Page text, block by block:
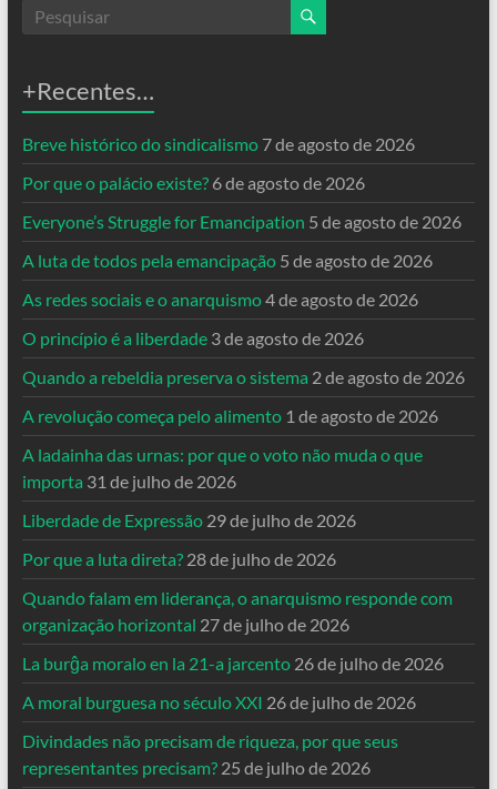
+Recentes…
Breve histórico do sindicalismo 7 de agosto de 2026
Por que o palácio existe? 6 de agosto de 2026
Everyone’s Struggle for Emancipation 5 de agosto de 2026
A luta de todos pela emancipação 5 de agosto de 2026
As redes sociais e o anarquismo4 de agosto de 2026
O princípio é a liberdade 3 de agosto de 2026
Quando a rebeldia preserva o sistema 2 de agosto de 2026
A revolução começa pelo alimento 1 de agosto de 2026
A ladainha das urnas: por que o voto não muda o que
importa 31 de julho de 2026
Liberdade de Expressão 29 de julho de 2026
Por que a luta direta? 28 de julho de 2026
Quando falam em liderança, o anarquismo responde com
organização horizontal 27 de julho de 2026
La burĝa moralo en la 21-a jarcento 26 de julho de 2026
A moral burguesa no século XXI 26 de julho de 2026
Divindades não precisam de riqueza, por que seus
representantes precisam? 25 de julho de 2026